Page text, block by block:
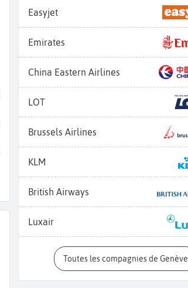
Easyjet
Emirates
China Eastern Airlines
LOT
Brussels Airlines
KLM
British Airways
Luxair
Toutes les compagnies de Genève